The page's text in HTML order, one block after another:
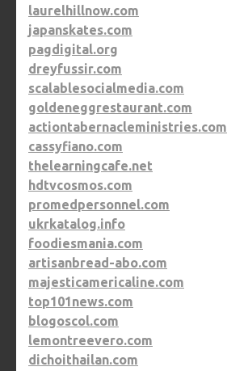
laurelhillnow.com
japanskates.com
pagdigital.org
dreyfussir.com
scalablesocialmedia.com
goldeneggrestaurant.com
actiontabernacleministries.com
cassyfiano.com
thelearningcafe.net
hdtvcosmos.com
promedpersonnel.com
ukrkatalog.info
foodiesmania.com
artisanbread-abo.com
majesticamericaline.com
top101news.com
blogoscol.com
lemontreevero.com
dichoithailan.com